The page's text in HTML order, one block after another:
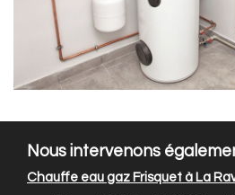
Nous intervenons
Chauffe eau gaz Frisquet à La